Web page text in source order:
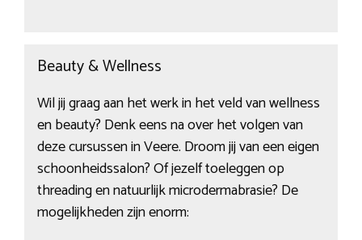
Beauty & Wellness
Wil jij graag aan het werk in het veld van wellness
en beauty? Denk eens na over het volgen van
deze cursussen in Veere. Droom jij van een eigen
schoonheidssalon? Of jezelf toeleggen op
threading en natuurlijk microdermabrasie? De
mogelijkheden zijn enorm: